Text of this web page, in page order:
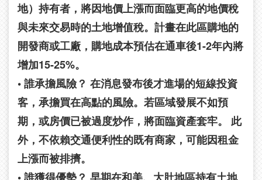
地）持有者，將因地價上漲而面臨更高的地價稅
與未來交易時的土地增值稅。計畫在此區購地的
開發商或工廠，購地成本預估在通車後1-2年內將
增加15-25%。
• 誰承擔風險？ 在消息發布後才進場的短線投資
客，承擔買在高點的風險。若區域發展不如預
期，或房價已被過度炒作，將面臨資產套牢。 此
外，不依賴交通便利性的既有商家，可能因租金
上漲而被排擠。